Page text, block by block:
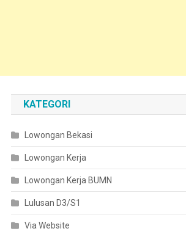
KATEGORI
Lowongan Bekasi
Lowongan Kerja
Lowongan Kerja BUMN
Lulusan D3/S1
Via Website